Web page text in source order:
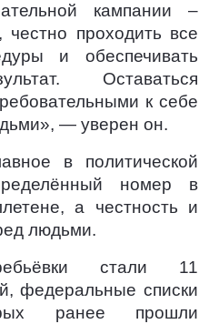
кампании –
честно проходить все
и обеспечивать
Оставаться
к себе
— уверен он.
в политической
номер в
а честность и
людьми.
стали 11
федеральные списки
ранее прошли